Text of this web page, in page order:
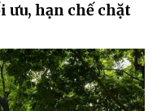
ưu, hạn chế chặt